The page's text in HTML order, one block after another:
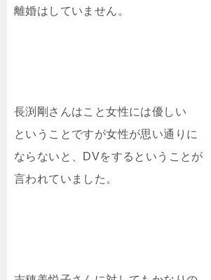
離婚はしていません。
長渕剛さんはこと女性には優しい
ということですが女性が思い通りに
ならないと、DVをするということが
言われていました。